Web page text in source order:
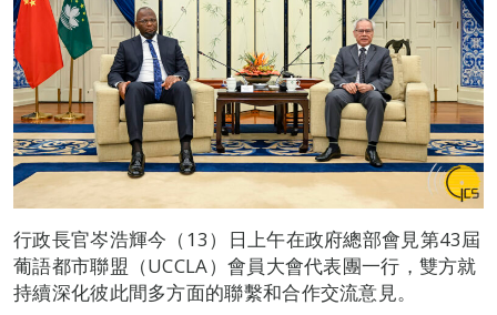
行政長官岑浩輝今（13）日上午在政府總部會見第43屆
葡語都市聯盟（UCCLA）會員大會代表團一行，雙方就
持續深化彼此間多方面的聯繫和合作交流意見。